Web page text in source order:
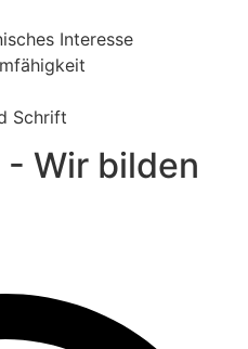
Interesse
Schrift
Wir bilden